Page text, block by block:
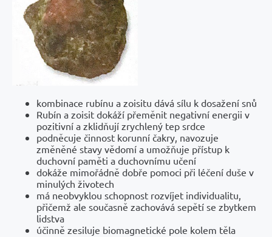
kombinace rubínu a zoisitu dává sílu k dosažení snů
Rubín a zoisit dokáží přeměnit negativní energii v
pozitivní a zklidňují zrychlený tep srdce
podněcuje činnost korunní čakry, navozuje
změněné stavy vědomí a umožňuje přístup k
duchovní paměti a duchovnímu učení
dokáže mimořádně dobře pomoci při léčení duše v
minulých životech
má neobvyklou schopnost rozvíjet individualitu,
přičemž ale současně zachovává sepětí se zbytkem
lidstva
účinně zesiluje biomagnetické pole kolem těla